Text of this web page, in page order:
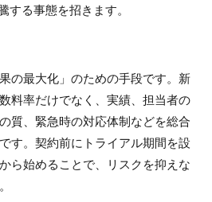
する事態を招きます。
の最大化」のための手段です。新
料率だけでなく、実績、担当者の
質、緊急時の対応体制などを総合
す。契約前にトライアル期間を設
ら始めることで、リスクを抑えな